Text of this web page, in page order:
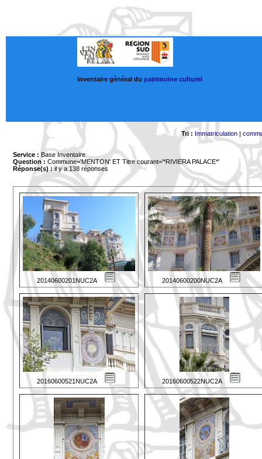
Inventaire général du patrimoine culturel
Tri : Immatriculation|
Service : Base Inventaire
Question : Commune='MENTON' ET Titre courant='*RIVIERA PALACE*'
Réponse(s) :il y a 138 réponses
20140600201NUC2A 20140600200NUC2A
20160600521NUC2A 20160600522NUC2A